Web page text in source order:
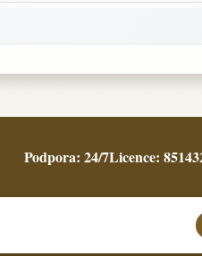
Podpora: 24/7Licence: